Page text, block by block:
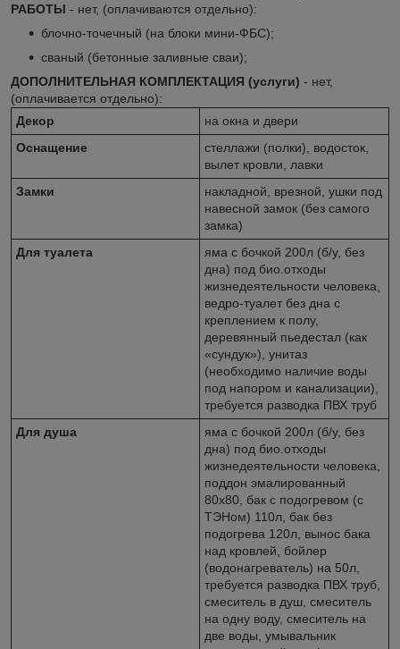
РАБОТЫ - нет, (оплачиваются отдельно):
блочно-точечный (на блоки мини-ФБС);
сваный (бетонные заливные сваи);
ДОПОЛНИТЕЛЬНАЯ КОМПЛЕКТАЦИЯ (услуги) - нет,
(оплачивается отдельно):
Декор
на окна и двери
Оснащение
стеллажи (полки), водосток,
вылет кровли, лавки
Замки
накладной, врезной, ушки под
навесной замок (без самого
замка)
Для туалета
яма с бочкой 200л (б/у, без
дна) под био.отходы
жизнедеятельности человека,
ведро-туалет без дна с
креплением к полу,
деревянный пьедестал (как
«сундук»), унитаз
(необходимо наличие воды
под напором и канализации),
требуется разводка ПВХ труб
Для душа
яма с бочкой 200л (б/у, без
дна) под био.отходы
жизнедеятельности человека,
поддон эмалированный
80х80, бак с подогревом (с
ТЭНом) 110л, бак без
подогрева 120л, вынос бака
над кровлей, бойлер
(водонагреватель) на 50л,
требуется разводка ПВХ труб,
смеситель в душ, смеситель
на одну воду, смеситель на
две воды, умывальник